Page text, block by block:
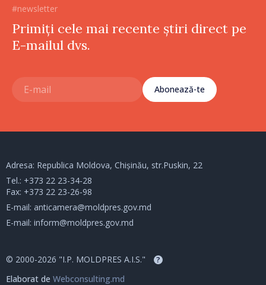
#newsletter
Primiți cele mai recente știri direct pe
E-mailul dvs.
Abonează-te
Adresa: Republica Moldova, Chișinău, str.Puskin, 22
Tel.: +373 22 23-34-28
Fax: +373 22 23-26-98
E-mail: anticamera@moldpres.gov.md
E-mail: inform@moldpres.gov.md
© 2000-2026 "I.P. MOLDPRES A.I.S." ?
Elaborat de Webconsulting.md